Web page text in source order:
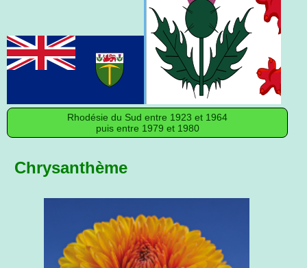
Rhodésie du Sud entre 1923 et 1964
puis entre 1979 et 1980
Chrysanthème